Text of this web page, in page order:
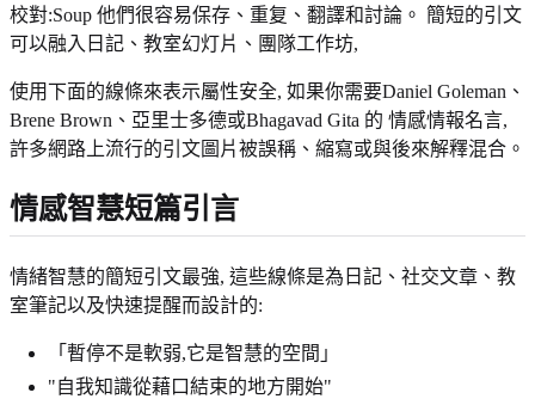
校對:Soup 他們很容易保存、重复、翻譯和討論。 簡短的引文
可以融入日記、教室幻灯片、團隊工作坊,
使用下面的線條來表示屬性安全, 如果你需要Daniel Goleman、
Brene Brown、亞里士多德或Bhagavad Gita 的 情感情報名言,
許多網路上流行的引文圖片被誤稱、縮寫或與後來解釋混合。
情感智慧短篇引言
情緒智慧的簡短引文最強, 這些線條是為日記、社交文章、教
室筆記以及快速提醒而設計的:
「暫停不是軟弱,它是智慧的空間」
"自我知識從藉口結束的地方開始"